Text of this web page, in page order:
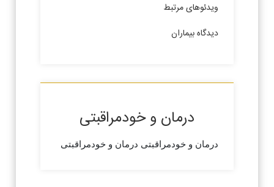
ویدئوهای مرتبط
دیدگاه بیماران
درمان و خودمراقبتی
درمان و خودمراقبتی درمان و خودمراقبتی